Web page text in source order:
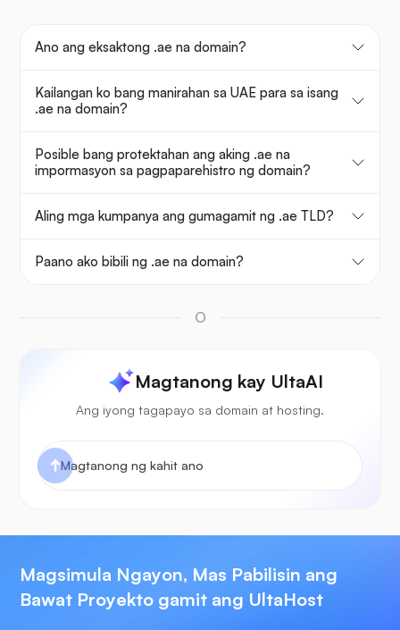
Ano ang eksaktong .ae na domain?
Kailangan ko bang manirahan sa UAE para sa isang
.ae na domain?
Posible bang protektahan ang aking .ae na
impormasyon sa pagpaparehistro ng domain?
Aling mga kumpanya ang gumagamit ng .ae TLD?
Paano ako bibili ng .ae na domain?
O
Magtanong kay UltaAI
Ang iyong tagapayo sa domain at hosting.
Magsimula Ngayon, Mas Pabilisin ang
Bawat Proyekto gamit ang UltaHost